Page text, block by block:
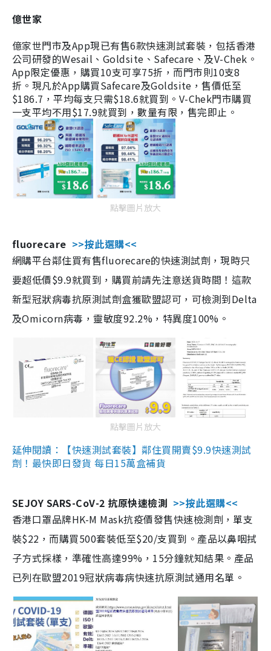
億世家
億家世門市及App現已有售6款快速測試套裝，包括香港
公司研發的Wesail、Goldsite、Safecare、及V-Chek。
App限定優惠，購買10支可享75折，而門市則10支8
折。現凡於App購買Safecare及Goldsite，售價低至
$186.7，平均每支只需$18.6就買到。V-Chek門市購買
一支平均不用$17.9就買到，數量有限，售完即止。
點擊圖片放大
fluorecare >>按此選購<<
網購平台鄰住買有售fluorecare的快速測試劑，現時只
要超低價$9.9就買到，購買前請先注意送貨時間！這款
新型冠狀病毒抗原測試劑盒獲歐盟認可，可檢測到Delta
及Omicorn病毒，靈敏度92.2%，特異度100%。
點擊圖片放大
延伸閱讀：【快速測試套裝】鄰住買開賣$9.9快速測試
劑！最快即日發貨 每日15萬盒補貨
SEJOY SARS-CoV-2 抗原快速檢測 >>按此選購<<
香港口罩品牌HK-M Mask抗疫價發售快速檢測劑，單支
裝$22，而購買500套裝低至$20/支買到。產品以鼻咽拭
子方式採樣，準確性高達99%，15分鐘就知結果。產品
已列在歐盟2019冠狀病毒病快速抗原測試通用名單。